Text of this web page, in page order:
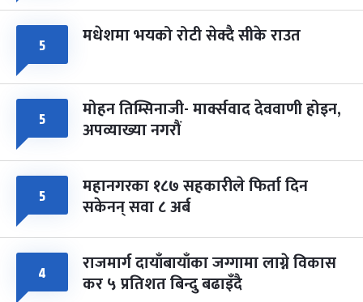
५ मधेशमा भयको रोटी सेक्दै सीके राउत
५ मोहन तिम्सिनाजी- मार्क्सवाद देववाणी होइन,
अपव्याख्या नगरौं
५ महानगरका १८७ सहकारीले फिर्ता दिन
सकेनन् सवा ८ अर्ब
४ राजमार्ग दायाँबायाँका जग्गामा लाग्ने विकास
कर ५ प्रतिशत बिन्दु बढाइँदै